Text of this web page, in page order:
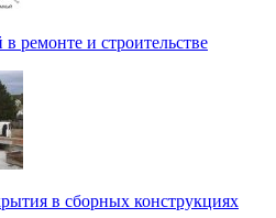
ремонте и строительстве
в сборных конструкциях